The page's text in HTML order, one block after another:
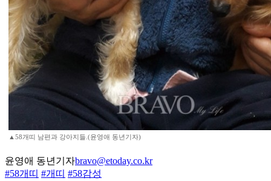
▲58개띠 남편과 강아지들.(윤영애 동년기자)
윤영애 동년기자bravo@etoday.co.kr
#58개띠 #개띠 #58감성